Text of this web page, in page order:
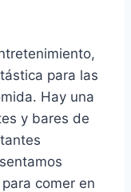
para las
Hay una
y bares de
comer en